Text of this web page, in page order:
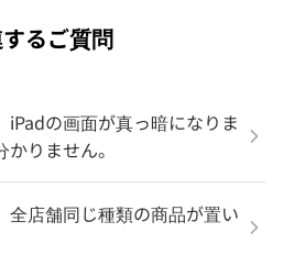
るご質問
iPadの画面が真っ暗になりま
りません。
全店舗同じ種類の商品が置い